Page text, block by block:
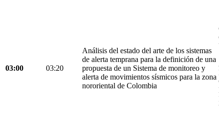
03:00 03:20
Análisis del estado del arte de los sistemas
de alerta temprana para la definición de una
propuesta de un Sistema de monitoreo y
alerta de movimientos sísmicos para la zona
nororiental de Colombia